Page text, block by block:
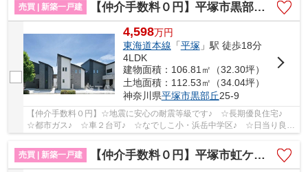
売買 | 新築一戸建
【仲介手数料０円】平塚市黒部丘第1 新築一戸建て 全2棟
4,598万円
東海道本線 「平塚」駅 徒歩18分
4LDK
建物面積：106.81㎡（32.30坪）
土地面積：112.53㎡（34.04坪）
神奈川県平塚市黒部丘25-9
【仲介手数料０円】☆地震に安心の耐震等級です♪ ☆長期優良住宅♪
☆都市ガス♪ ☆車２台可♪ ☆なでしこ小・浜岳中学区♪ ☆日当り良好
売買 | 新築一戸建
【仲介手数料０円】平塚市虹ケ浜 新築一戸建て 全2棟